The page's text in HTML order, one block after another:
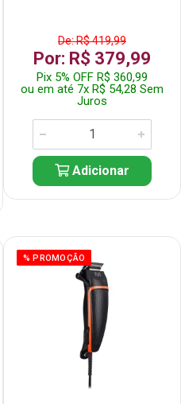
De: R$ 419,99
Por: R$ 379,99
Pix 5% OFF R$ 360,99
ou em até 7x R$ 54,28 Sem
Juros
Adicionar
% PROMOÇÃO